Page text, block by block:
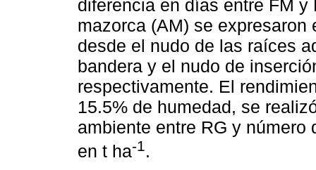
diferencia en días entre FM y
mazorca (AM) se
desde el nudo de las raíces
bandera y el nudo de
respectivamente. El
15.5% de humedad, se
ambiente entre RG y
en t ha-1.